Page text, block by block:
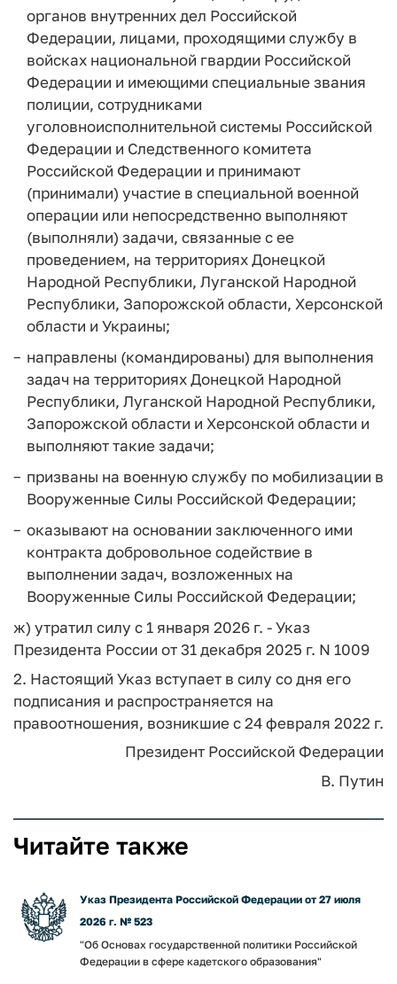
органов внутренних дел Российской
Федерации, лицами, проходящими службу в
войсках национальной гвардии Российской
Федерации и имеющими специальные звания
полиции, сотрудниками
уголовноисполнительной системы Российской
Федерации и Следственного комитета
Российской Федерации и принимают
(принимали) участие в специальной военной
операции или непосредственно выполняют
(выполняли) задачи, связанные с ее
проведением, на территориях Донецкой
Народной Республики, Луганской Народной
Республики, Запорожской области, Херсонской
области и Украины;
направлены (командированы) для выполнения
задач на территориях Донецкой Народной
Республики, Луганской Народной Республики,
Запорожской области и Херсонской области и
выполняют такие задачи;
призваны на военную службу по мобилизации в
Вооруженные Силы Российской Федерации;
оказывают на основании заключенного ими
контракта добровольное содействие в
выполнении задач, возложенных на
Вооруженные Силы Российской Федерации;
ж) утратил силу с 1 января 2026 г. - Указ
Президента России от 31 декабря 2025 г. N 1009
2. Настоящий Указ вступает в силу со дня его
подписания и распространяется на
правоотношения, возникшие с 24 февраля 2022 г.
Президент Российской Федерации
В. Путин
Читайте также
Указ Президента Российской Федерации от 27 июля
2026 г. № 523
"Об Основах государственной политики Российской
Федерации в сфере кадетского образования"